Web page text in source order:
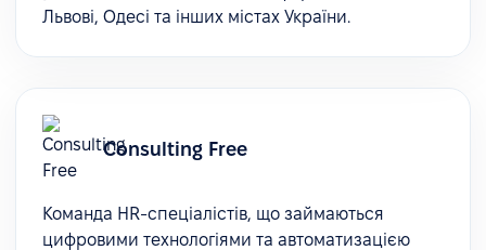
Львові, Одесі та інших містах України.
Consulting Free
Команда HR-спеціалістів, що займаються
цифровими технологіями та автоматизацією